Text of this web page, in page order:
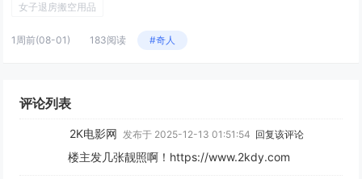
女子退房搬空用品
1周前(08-01) 183阅读 #奇人
评论列表
2K电影网 发布于 2025-12-13 01:51:54 回复该评论
楼主发几张靓照啊！https://www.2kdy.com